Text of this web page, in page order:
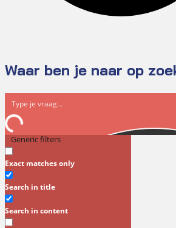
Waar ben je naar op
Generic filters
Exact matches only
Search in title
Search in content